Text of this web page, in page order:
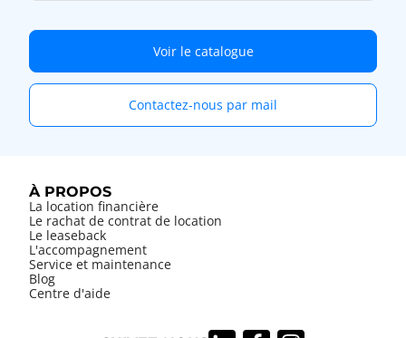
Voir le catalogue
Contactez-nous par mail
À PROPOS
La location financière
Le rachat de contrat de location
Le leaseback
L'accompagnement
Service et maintenance
Blog
Centre d'aide